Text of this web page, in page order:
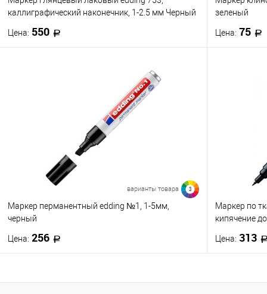
каллиграфический наконечник, 1-2.5 мм Черный
Цена: 550
К сравнению
В наличии
зеленый
Цена: 75
варианты товара 3
Маркер перманентный edding №1, 1-5мм,
черный
Цена: 256
Маркер по
кипячение
Цена: 313